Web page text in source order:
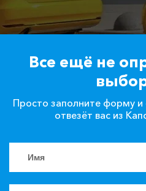
Все ещё не
Просто заполните форму и
отвезёт вас из